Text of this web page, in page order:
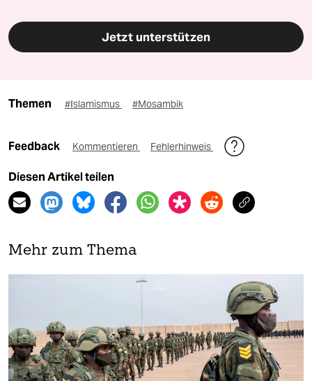
Jetzt unterstützen
Themen #Islamismus #Mosambik
Feedback Kommentieren Fehlerhinweis
Diesen Artikel teilen
Mehr zum Thema